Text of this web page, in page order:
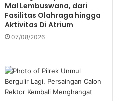
Mal Lembuswana, dari
Fasilitas Olahraga hingga
Aktivitas Di Atrium
07/08/2026